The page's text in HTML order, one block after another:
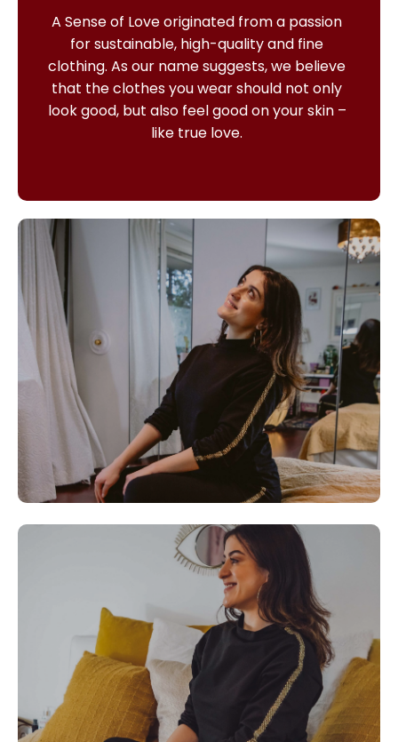
A Sense of Love originated from a passion
for sustainable, high-quality and fine
clothing. As our name suggests, we believe
that the clothes you wear should not only
look good, but also feel good on your skin –
like true love.